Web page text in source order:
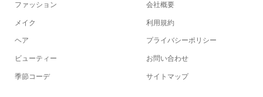
ファッション
メイク
ヘア
ビューティー
季節コーデ
会社概要
利用規約
プライバシーポリシー
お問い合わせ
サイトマップ